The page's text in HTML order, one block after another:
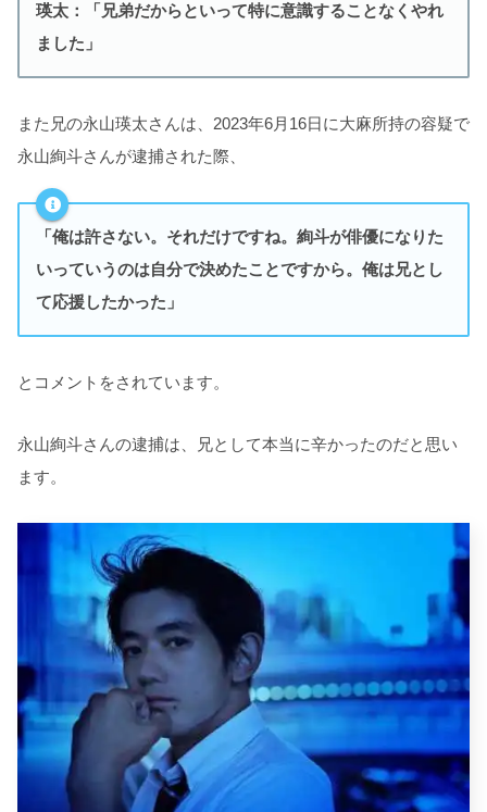
瑛太：「兄弟だからといって特に意識することなくやれ
ました」
また兄の永山瑛太さんは、2023年6月16日に大麻所持の容疑で
永山絢斗さんが逮捕された際、
「俺は許さない。それだけですね。絢斗が俳優になりた
いっていうのは自分で決めたことですから。俺は兄とし
て応援したかった」
とコメントをされています。
永山絢斗さんの逮捕は、兄として本当に辛かったのだと思い
ます。